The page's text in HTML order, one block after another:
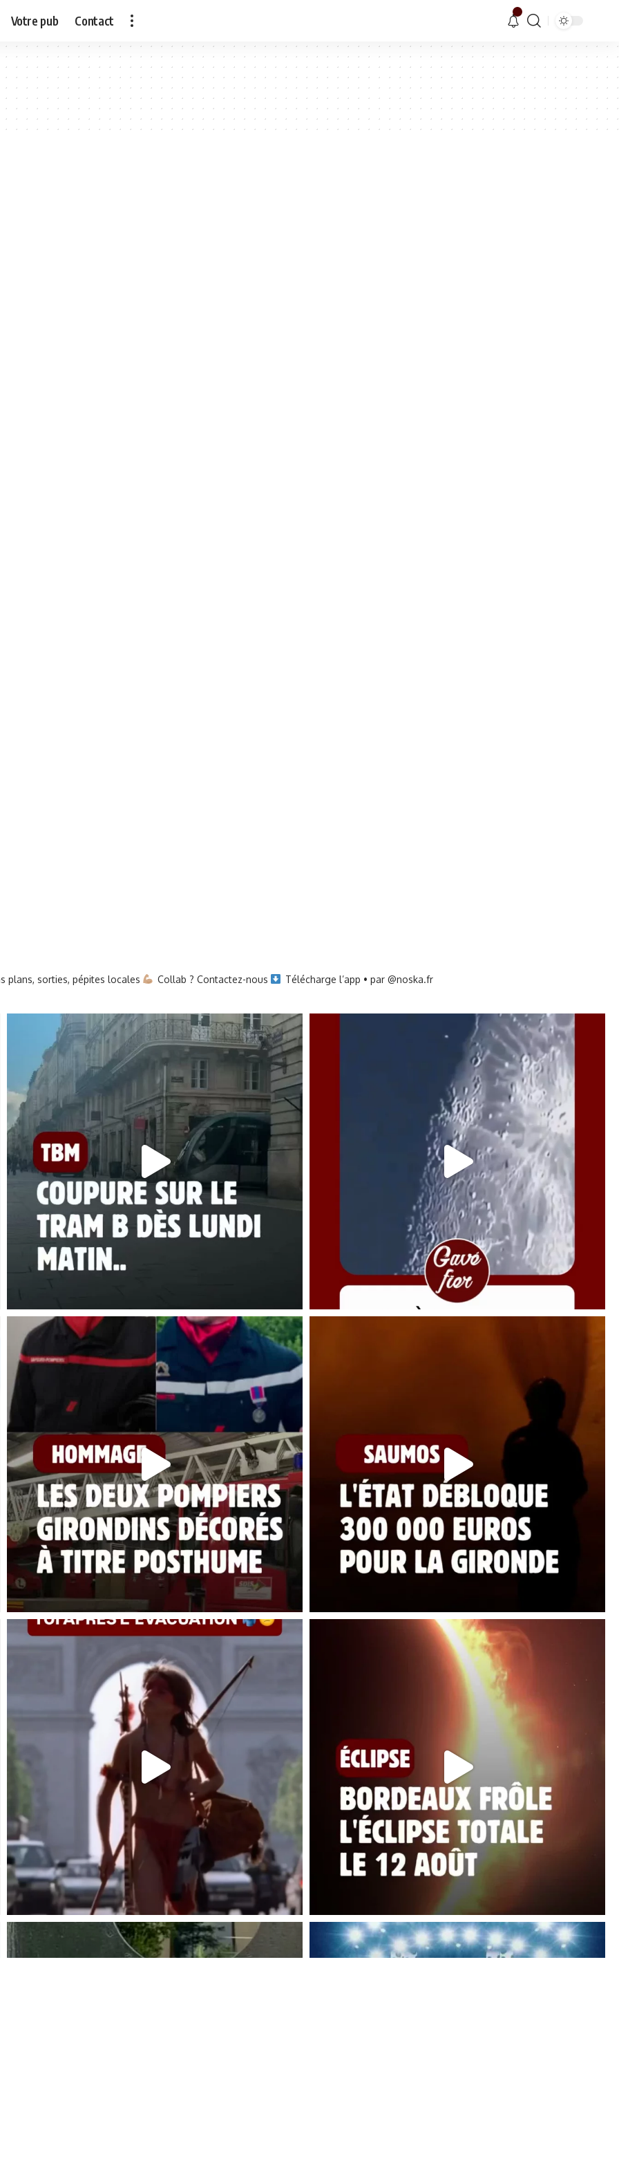
Votre pub Contact
plans, sorties, pépites locales Collab ? Contactez-nous Télécharge l’app • par @noska.fr